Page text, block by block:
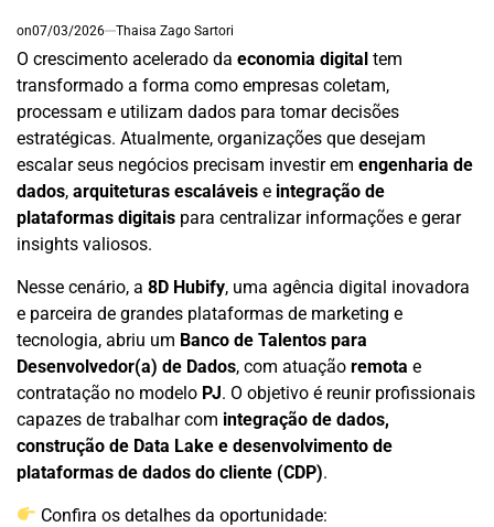
on07/03/2026 Thaisa Zago Sartori
O crescimento acelerado da economia digital tem
transformado a forma como empresas coletam,
processam e utilizam dados para tomar decisões
estratégicas. Atualmente, organizações que desejam
escalar seus negócios precisam investir em engenharia de
dados, arquiteturas escaláveis e integração de
plataformas digitais para centralizar informações e gerar
insights valiosos.
Nesse cenário, a 8D Hubify, uma agência digital inovadora
e parceira de grandes plataformas de marketing e
tecnologia, abriu um Banco de Talentos para
Desenvolvedor(a) de Dados, com atuação remota e
contratação no modelo PJ. O objetivo é reunir profissionais
capazes de trabalhar com integração de dados,
construção de Data Lake e desenvolvimento de
plataformas de dados do cliente (CDP).
Confira os detalhes da oportunidade: